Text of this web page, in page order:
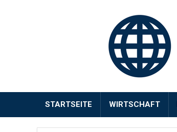
STARTSEITE WIRTSCHAFT